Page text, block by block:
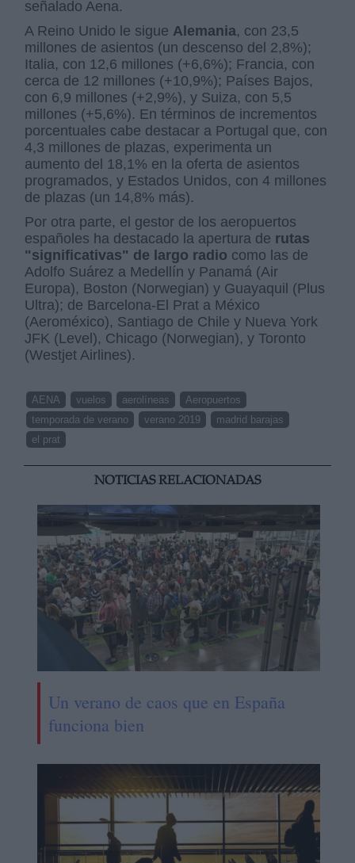
señalado Aena.
A Reino Unido le sigue Alemania, con 23,5
millones de asientos (un descenso del 2,8%);
Italia, con 12,6 millones (+6,6%); Francia, con
cerca de 12 millones (+10,9%); Países Bajos,
con 6,9 millones (+2,9%), y Suiza, con 5,5
millones (+5,6%). En términos de incrementos
porcentuales cabe destacar a Portugal que, con
4,3 millones de plazas, experimenta un
aumento del 18,1% en la oferta de asientos
programados, y Estados Unidos, con 4 millones
de plazas (un 14,8% más).
Por otra parte, el gestor de los aeropuertos
españoles ha destacado la apertura de rutas
"significativas" de largo radio como las de
Adolfo Suárez a Medellín y Panamá (Air
Europa), Boston (Norwegian) y Guayaquil (Plus
Ultra); de Barcelona-El Prat a México
(Aeroméxico), Santiago de Chile y Nueva York
JFK (Level), Chicago (Norwegian), y Toronto
(Westjet Airlines).
AENA vuelos aerolíneas
Aeropuertos
temporada de verano
verano 2019
madrid barajas
el prat
NOTICIAS RELACIONADAS
Un verano de caos que en España
funciona bien